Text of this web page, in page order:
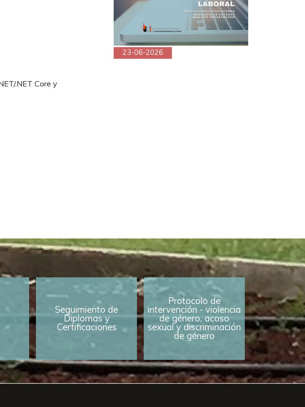
.NET Core y
23-06-2026
Seguimiento de
Diplomas y
Certificaciones
Protocolo de
intervención - violencia
de género, acoso
sexual y discriminación
de género